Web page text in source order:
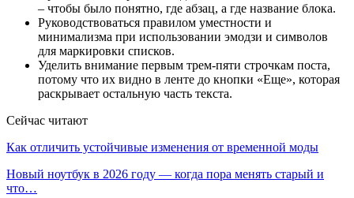
– чтобы было понятно, где абзац, а где название блока.
Руководствоваться правилом уместности и
минимализма при использовании эмодзи и символов
для маркировки списков.
Уделить внимание первым трем-пяти строчкам поста,
потому что их видно в ленте до кнопки «Еще», которая
раскрывает остальную часть текста.
Сейчас читают
Как отличить устойчивые изменения от временной моды
Новый ноутбук в 2026 году — когда пора менять старый и
что…